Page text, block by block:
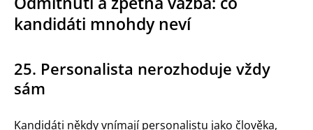
kandidáti mnohdy neví
25. Personalista nerozhoduje vždy
sám
Kandidáti někdy vnímají personalistu jako člověka,